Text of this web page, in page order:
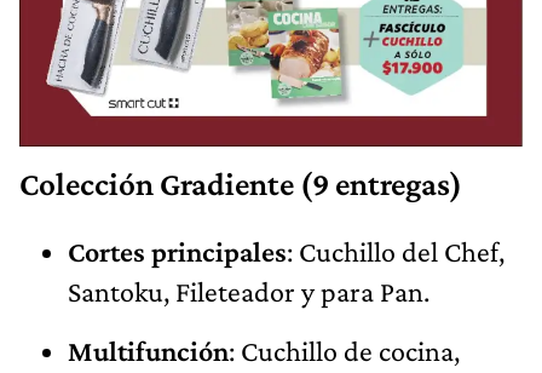
Colección Gradiente (9 entregas)
Cortes principales: Cuchillo del Chef,
Santoku, Fileteador y para Pan.
Multifunción: Cuchillo de cocina,